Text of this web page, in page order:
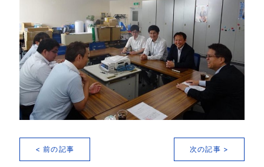
< 前の記事 次の記事 >